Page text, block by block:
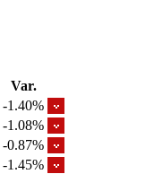
Var.
-1.40%
-1.08%
-0.87%
-1.45%